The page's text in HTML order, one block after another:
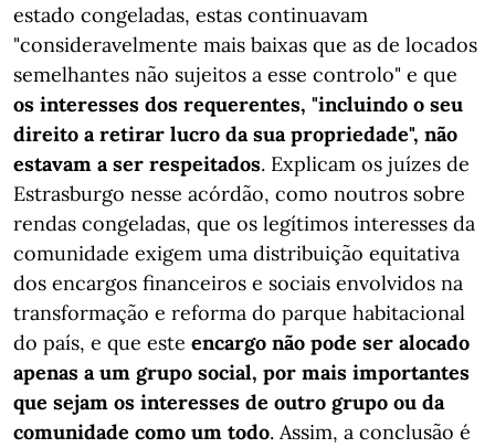
estado congeladas, estas continuavam
"consideravelmente mais baixas que as de locados
semelhantes não sujeitos a esse controlo" e que
os interesses dos requerentes, "incluindo o seu
direito a retirar lucro da sua propriedade", não
estavam a ser respeitados. Explicam os juízes de
Estrasburgo nesse acórdão, como noutros sobre
rendas congeladas, que os legítimos interesses da
comunidade exigem uma distribuição equitativa
dos encargos financeiros e sociais envolvidos na
transformação e reforma do parque habitacional
do país, e que este encargo não pode ser alocado
apenas a um grupo social, por mais importantes
que sejam os interesses de outro grupo ou da
comunidade como um todo. Assim, a conclusão é